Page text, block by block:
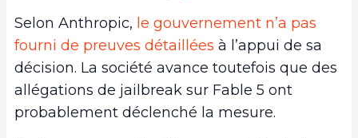
Selon Anthropic, le gouvernement n’a pas
fourni de preuves détaillées à l’appui de sa
décision. La société avance toutefois que des
allégations de jailbreak sur Fable 5 ont
probablement déclenché la mesure.